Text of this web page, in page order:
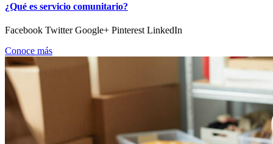
¿Qué es servicio comunitario?
Facebook Twitter Google+ Pinterest LinkedIn
Conoce más